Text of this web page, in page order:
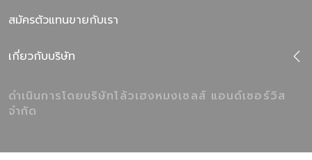
สมัครตัวแทนขายกับเรา
เกี่ยวกับบริษัท
ดำเนินการโดยบริษัทโล้วเฮงหมงเซลส์ แอนด์เซอร์วิส
จำกัด